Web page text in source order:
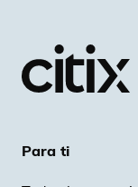
Para ti